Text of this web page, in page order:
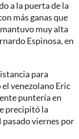
a la puerta de la
más ganas que
muy alta
Espinosa, en
para
venezolano Eric
puntería en
precipitó la
viernes por